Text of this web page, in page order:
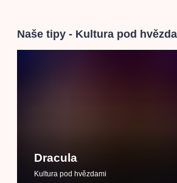
Naše tipy - Kultura pod
Dracula
Kultura pod hvězdami